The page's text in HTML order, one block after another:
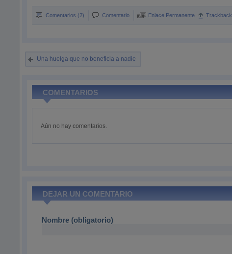
Comentarios (2) Comentario Enlace Permanente Trackback
Una huelga que no beneficia a nadie
COMENTARIOS
Aún no hay comentarios.
DEJAR UN COMENTARIO
Nombre (obligatorio)